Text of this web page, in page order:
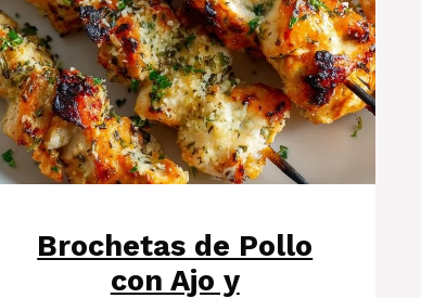
Brochetas de Pollo
con Ajo y